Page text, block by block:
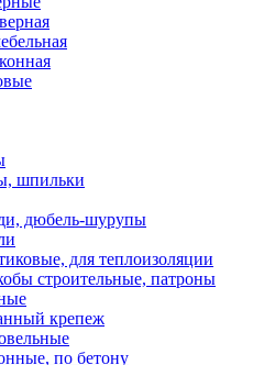
шпильки
дюбель-шурупы
для теплоизоляции
строительные, патроны
крепеж
по бетону